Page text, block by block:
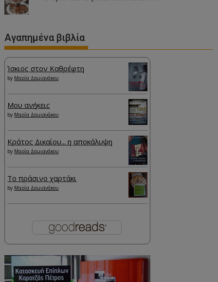
Αγαπημένα βιβλία
Ίσκιος στον Καθρέφτη
by Μαρία Δαμιανάκου
Μου ανήκεις
by Μαρία Δαμιανάκου
Κράτος Δικαίου... η αποκάλυψη
by Μαρία Δαμιανάκου
Το πράσινο χαρτάκι
by Μαρία Δαμιανάκου